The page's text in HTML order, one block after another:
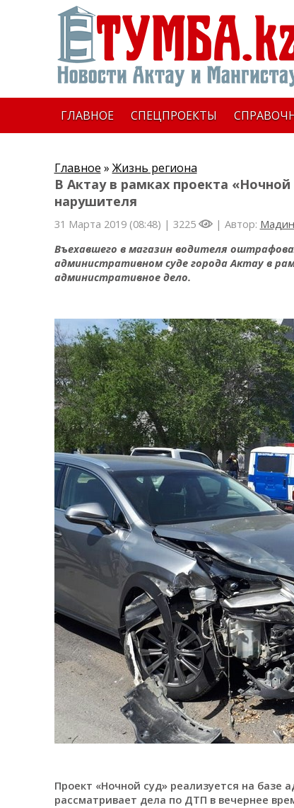
ГЛАВНОЕ СПЕЦПРОЕКТЫ
Главное » Жизнь региона
В Актау в рамках проекта
нарушителя
31 Марта 2019 (08:48) | 3225 | Автор:
Въехавшего в магазин водителя
административном суде города Актау в
административное дело.
Проект «Ночной суд» реализуется на базе
рассматривает дела по ДТП в вечернее